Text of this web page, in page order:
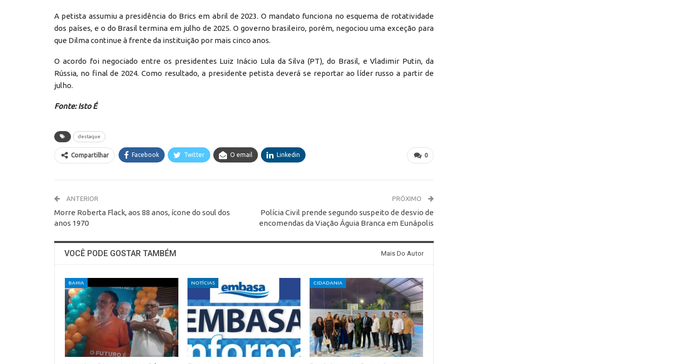
A petista assumiu a presidência do Brics em abril de 2023. O mandato funciona no esquema de rotatividade
dos países, e o do Brasil termina em julho de 2025. O governo brasileiro, porém, negociou uma exceção para
que Dilma continue à frente da instituição por mais cinco anos.
O acordo foi negociado entre os presidentes Luiz Inácio Lula da Silva (PT), do Brasil, e Vladimir Putin, da
Rússia, no final de 2024. Como resultado, a presidente petista deverá se reportar ao líder russo a partir de
julho.
Fonte: Isto É
destaque
0
Compartilhar Facebook Twitter O email Linkedin
ANTERIOR
Morre Roberta Flack, aos 88 anos, ícone do soul dos
anos 1970
PRÓXIMO
Polícia Civil prende segundo suspeito de desvio de
encomendas da Viação Águia Branca em Eunápolis
VOCÊ PODE GOSTAR TAMBÉM Mais Do Autor
BAHIA NOTÍCIAS CIDADANIA